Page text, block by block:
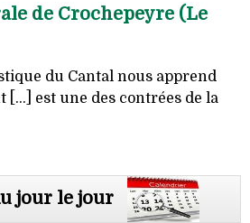
de Crochepeyre (Le
du Cantal nous apprend
[...] est une des contrées de la
jour le jour